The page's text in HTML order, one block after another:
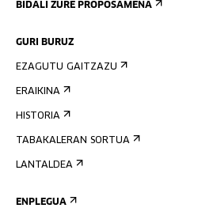
BIDALI ZURE PROPOSAMENA
GURI BURUZ
EZAGUTU GAITZAZU
ERAIKINA
HISTORIA
TABAKALERAN SORTUA
LANTALDEA
ENPLEGUA